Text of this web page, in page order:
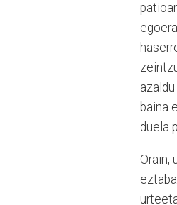
baina
duela
Orain,